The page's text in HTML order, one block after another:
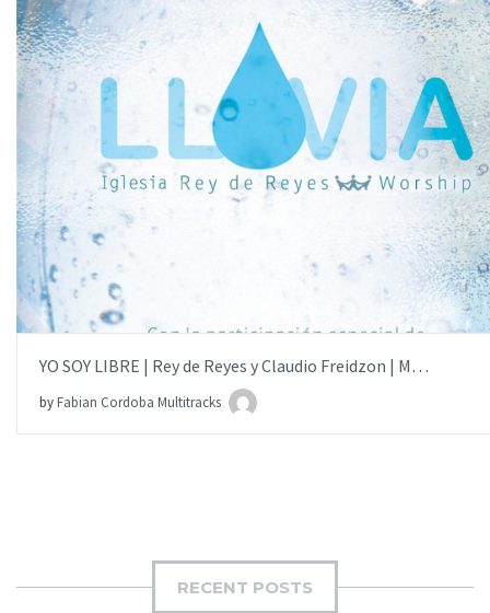
AÑADIR AL PEDIDO
ITEM PRICE: $15.00
YO SOY LIBRE | Rey de Reyes y Claudio Freidzon | MULTITRACK
byFabian Cordoba Multitracks
RECENT POSTS